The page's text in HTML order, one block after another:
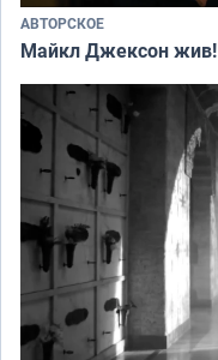
АВТОРСКОЕ
Майкл Джексон жив!